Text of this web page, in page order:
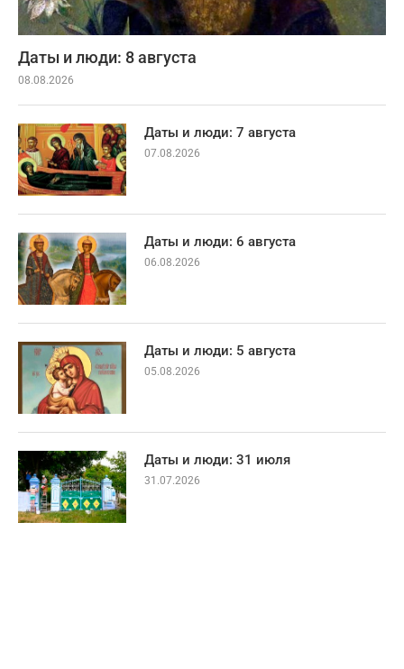
Даты и люди: 8 августа
08.08.2026
Даты и люди: 7 августа
07.08.2026
Даты и люди: 6 августа
06.08.2026
Даты и люди: 5 августа
05.08.2026
Даты и люди: 31 июля
31.07.2026